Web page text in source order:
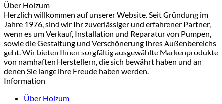
Über Holzum
Herzlich willkommen auf unserer Website. Seit Gründung im
Jahre 1976, sind wir Ihr zuverlässiger und erfahrener Partner,
wenn es um Verkauf, Installation und Reparatur von Pumpen,
sowie die Gestaltung und Verschönerung Ihres Außenbereichs
geht. Wir bieten Ihnen sorgfältig ausgewählte Markenprodukte
von namhaften Herstellern, die sich bewährt haben und an
denen Sie lange ihre Freude haben werden.
Information
Über Holzum